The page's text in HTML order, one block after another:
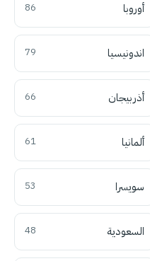
أوروبا 86
اندونيسيا 79
أذربيجان 66
ألمانيا 61
سويسرا 53
السعودية 48